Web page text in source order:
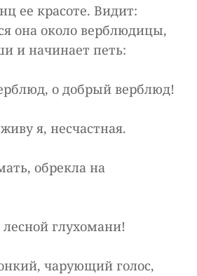
ее красоте. Видит:
она около верблюдицы,
и начинает петь:
о добрый верблюд!
я, несчастная.
обрекла на
глухомани!
чарующий голос,